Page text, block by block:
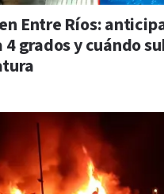
Entre Ríos:
4 grados y cuándo